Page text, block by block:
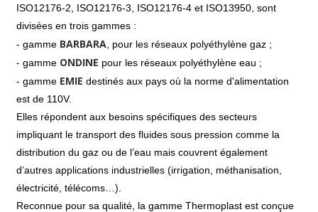
ISO12176-2, ISO12176-3, ISO12176-4 et ISO13950, sont
divisées en trois gammes :
- gamme BARBARA , pour les réseaux polyéthylène gaz ;
- gamme ONDINE pour les réseaux polyéthylène eau ;
- gamme EMIE destinés aux pays où la norme d'alimentation
est de 110V.
Elles répondent aux besoins spécifiques des secteurs
impliquant le transport des fluides sous pression comme la
distribution du gaz ou de l’eau mais couvrent également
d’autres applications industrielles (irrigation, méthanisation,
électricité, télécoms…).
Reconnue pour sa qualité, la gamme Thermoplast est conçue